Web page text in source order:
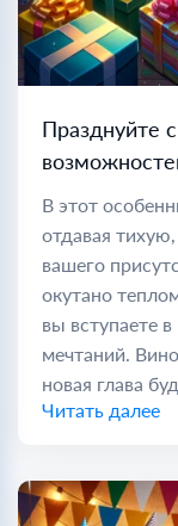
Празднуйте
В этот
отдавая
вашего
окутано
вы вступаете
мечтаний.
новая глава
Читать далее